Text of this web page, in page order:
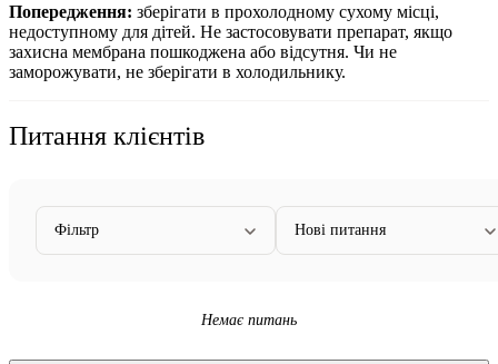
Попередження: зберігати в прохолодному сухому місці,
недоступному для дітей. Не застосовувати препарат, якщо
захисна мембрана пошкоджена або відсутня. Чи не
заморожувати, не зберігати в холодильнику.
Питання клієнтів
Фільтр Нові питання
Немає питань